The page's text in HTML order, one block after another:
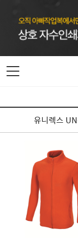
유니렉스